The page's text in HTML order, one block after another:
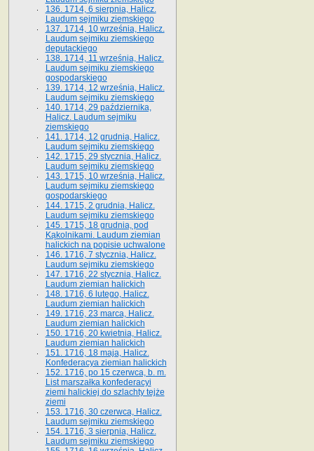
136. 1714, 6 sierpnia, Halicz.
Laudum sejmiku ziemskiego
137. 1714, 10 września, Halicz.
Laudum sejmiku ziemskiego
deputackiego
138. 1714, 11 września, Halicz.
Laudum sejmiku ziemskiego
gospodarskiego
139. 1714, 12 września, Halicz.
Laudum sejmiku ziemskiego
140. 1714, 29 października,
Halicz. Laudum sejmiku
ziemskiego
141. 1714, 12 grudnia, Halicz.
Laudum sejmiku ziemskiego
142. 1715, 29 stycznia, Halicz.
Laudum sejmiku ziemskiego
143. 1715, 10 września, Halicz.
Laudum sejmiku ziemskiego
gospodarskiego
144. 1715, 2 grudnia, Halicz.
Laudum sejmiku ziemskiego
145. 1715, 18 grudnia, pod
Kąkolnikami. Laudum ziemian
halickich na popisie uchwalone
146. 1716, 7 stycznia, Halicz.
Laudum sejmiku ziemskiego
147. 1716, 22 stycznia, Halicz.
Laudum ziemian halickich
148. 1716, 6 lutego, Halicz.
Laudum ziemian halickich
149. 1716, 23 marca, Halicz.
Laudum ziemian halickich
150. 1716, 20 kwietnia, Halicz.
Laudum ziemian halickich
151. 1716, 18 maja, Halicz.
Konfederacya ziemian halickich
152. 1716, po 15 czerwca, b. m.
List marszałka konfederacyi
ziemi halickiej do szlachty tejże
ziemi
153. 1716, 30 czerwca, Halicz.
Laudum sejmiku ziemskiego
154. 1716, 3 sierpnia, Halicz.
Laudum sejmiku ziemskiego